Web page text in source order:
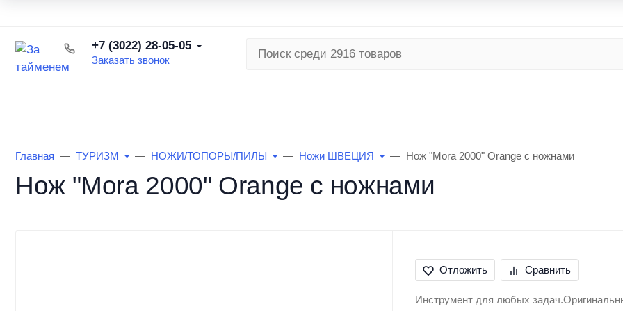
+7 (3022) 28-05-05
Заказать звонок
Главная ТУРИЗМ НОЖИ/ТОПОРЫ/ПИЛЫ Ножи ШВЕЦИЯ Нож "Mora 2000" Orange с ножнами
Нож "Mora 2000" Orange с ножнами
Отложить Сравнить
Инструмент для любых